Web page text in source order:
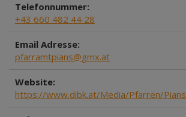
Telefonnummer:
+43 660 482 44 28
Email Adresse:
pfarramtpians@gmx.at
Website:
https://www.dibk.at/Media/Pfarren/Pians